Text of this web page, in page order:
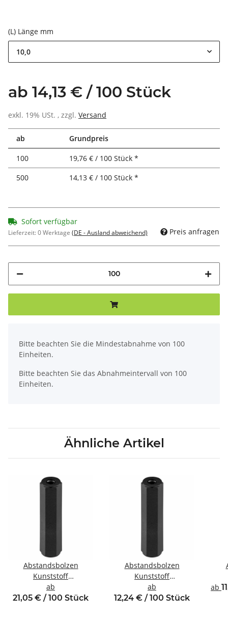
(L) Länge mm
10,0
ab 14,13 € / 100 Stück
exkl. 19% USt. , zzgl. Versand
ab Grundpreis
100
19,76 € / 100 Stück *
500
14,13 € / 100 Stück *
Sofort verfügbar
Lieferzeit:0 Werktage (DE - Ausland abweichend) Preis anfragen
Bitte beachten Sie die Mindestabnahme von 100
Einheiten.
Bitte beachten Sie das Abnahmeintervall von 100
Einheiten.
Ähnliche Artikel
Abstandsbolzen
Kunststoff
Innen/Innengewinde M6
SW10
ab
21,05 € / 100 Stück
Abstandsbolzen
Kunststoff
Innen/Innengewinde M4
SW8
ab
12,24 € / 100 Stück
ab